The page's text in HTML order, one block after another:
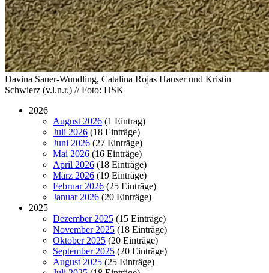
Davina Sauer-Wundling, Catalina Rojas Hauser und Kristin
Schwierz (v.l.n.r.) // Foto: HSK
2026
August 2026 (1 Eintrag)
Juli 2026 (18 Einträge)
Juni 2026 (27 Einträge)
Mai 2026 (16 Einträge)
April 2026 (18 Einträge)
März 2026 (19 Einträge)
Februar 2026 (25 Einträge)
Januar 2026 (20 Einträge)
2025
Dezember 2025 (15 Einträge)
November 2025 (18 Einträge)
Oktober 2025 (20 Einträge)
September 2025 (20 Einträge)
August 2025 (25 Einträge)